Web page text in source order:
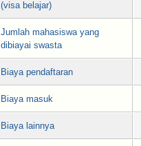
(visa belajar)
Jumlah mahasiswa yang
dibiayai swasta
Biaya pendaftaran
Biaya masuk
Biaya lainnya